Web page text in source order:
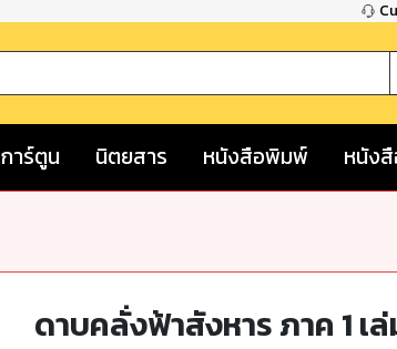
การ์ตูน นิตยสาร หนังสือพิมพ์ หนัง
ดาบคลั่งฟ้าสังหาร ภาค 1 เ